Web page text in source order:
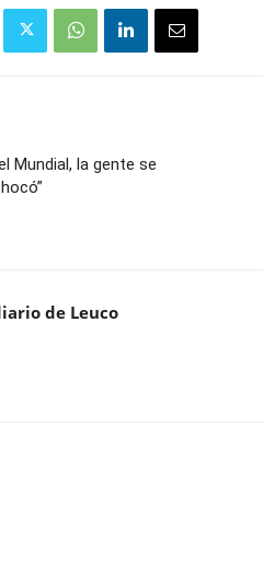
Mundial, la gente se
de Leuco